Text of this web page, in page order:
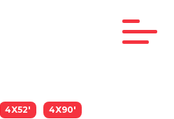
4X52' 4X90'